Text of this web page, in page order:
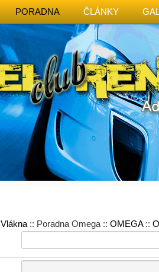
PORADNA ČLÁNKY
Vlákna:: Poradna Omega :: OMEGA::